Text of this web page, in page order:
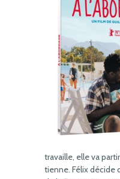
travaille, elle va
tienne. Félix décide